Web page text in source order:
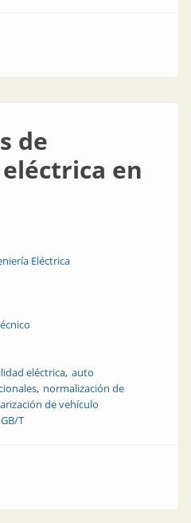
la resistencia a la movilidad eléctrica
de
en
Eléctrica
eléctrica auto
normalización de
de vehículo
GB/T
de movilidad eléctrica en China